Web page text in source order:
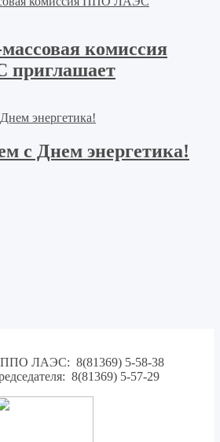
комиссия
с Днем энергетика!
ППО ЛАЭС: 8(81369) 5-58-38
8(81369) 5-57-29